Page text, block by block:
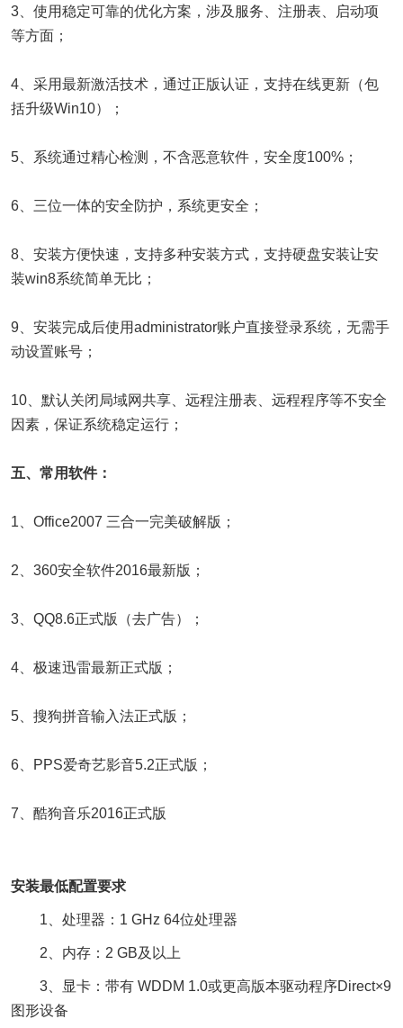
3、使用稳定可靠的优化方案，涉及服务、注册表、启动项
等方面；
4、采用最新激活技术，通过正版认证，支持在线更新（包
括升级Win10）；
5、系统通过精心检测，不含恶意软件，安全度100%；
6、三位一体的安全防护，系统更安全；
8、安装方便快速，支持多种安装方式，支持硬盘安装让安
装win8系统简单无比；
9、安装完成后使用administrator账户直接登录系统，无需手
动设置账号；
10、默认关闭局域网共享、远程注册表、远程程序等不安全
因素，保证系统稳定运行；
五、常用软件：
1、Office2007 三合一完美破解版；
2、360安全软件2016最新版；
3、QQ8.6正式版（去广告）；
4、极速迅雷最新正式版；
5、搜狗拼音输入法正式版；
6、PPS爱奇艺影音5.2正式版；
7、酷狗音乐2016正式版
安装最低配置要求
1、处理器：1 GHz 64位处理器
2、内存：2 GB及以上
3、显卡：带有 WDDM 1.0或更高版本驱动程序Direct×9
图形设备